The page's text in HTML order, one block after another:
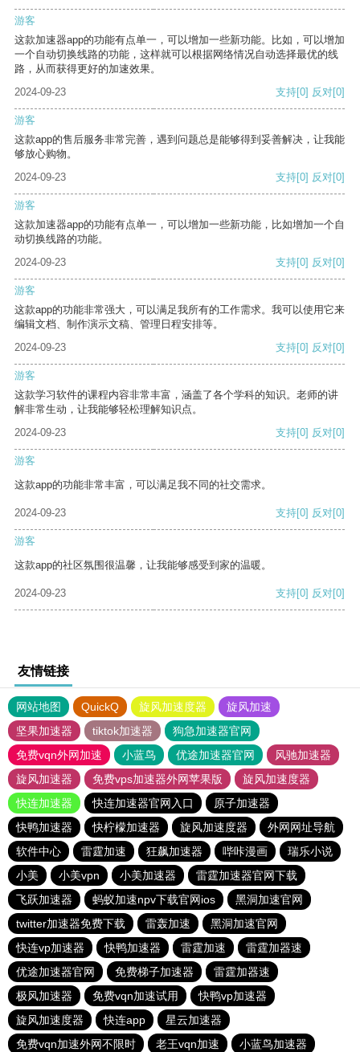
游客
这款加速器app的功能有点单一，可以增加一些新功能。比如，可以增加
一个自动切换线路的功能，这样就可以根据网络情况自动选择最优的线
路，从而获得更好的加速效果。
2024-09-23
支持[0] 反对[0]
游客
这款app的售后服务非常完善，遇到问题总是能够得到妥善解决，让我能
够放心购物。
2024-09-23
支持[0] 反对[0]
游客
这款加速器app的功能有点单一，可以增加一些新功能，比如增加一个自
动切换线路的功能。
2024-09-23
支持[0] 反对[0]
游客
这款app的功能非常强大，可以满足我所有的工作需求。我可以使用它来
编辑文档、制作演示文稿、管理日程安排等。
2024-09-23
支持[0] 反对[0]
游客
这款学习软件的课程内容非常丰富，涵盖了各个学科的知识。老师的讲
解非常生动，让我能够轻松理解知识点。
2024-09-23
支持[0] 反对[0]
游客
这款app的功能非常丰富，可以满足我不同的社交需求。
2024-09-23 支持[0] 反对[0]
游客
这款app的社区氛围很温馨，让我能够感受到家的温暖。
2024-09-23 支持[0] 反对[0]
友情链接
网站地图 QuickQ 旋风加速度器
旋风加速
坚果加速器
tiktok加速器
狗急加速器官网
免费vqn外网加速
小蓝鸟 优途加速器官网
风驰加速器
旋风加速器
免费vps加速器外网苹果版
旋风加速度器
快连加速器
快连加速器官网入口
原子加速器
快鸭加速器
快柠檬加速器 旋风加速度器
外网网址导航
软件中心
雷霆加速 狂飙加速器 哔咔漫画
瑞乐小说
小美
小美vpn 小美加速器
雷霆加速器官网下载
飞跃加速器
蚂蚁加速npv下载官网ios
黑洞加速官网
twitter加速器免费下载
雷轰加速
黑洞加速官网
快连vp加速器
快鸭加速器 雷霆加速
雷霆加器速
优途加速器官网
免费梯子加速器
雷霆加器速
极风加速器
免费vqn加速试用
快鸭vp加速器
旋风加速度器
快连app
星云加速器
免费vqn加速外网不限时
老王vqn加速 小蓝鸟加速器